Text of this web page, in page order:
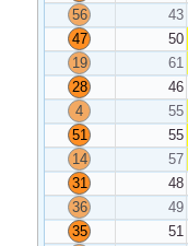
56
43
47
50
19
61
28
46
4
55
51
55
14
57
31
48
36
49
35
51